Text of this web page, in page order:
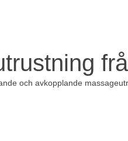
och avkopplande